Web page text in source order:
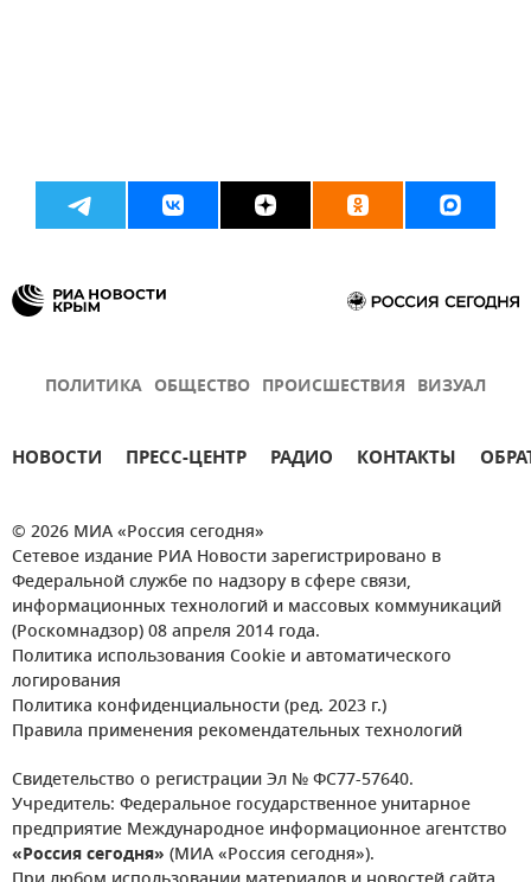
ПОЛИТИКА ОБЩЕСТВО ПРОИСШЕСТВИЯ ВИЗУАЛ
НОВОСТИ ПРЕСС-ЦЕНТР РАДИО КОНТАКТЫ
© 2026 МИА «Россия сегодня»
Сетевое издание РИА Новости зарегистрировано в
Федеральной службе по надзору в сфере связи,
информационных технологий и массовых коммуникаций
(Роскомнадзор) 08 апреля 2014 года.
Политика использования Cookie и автоматического
логирования
Политика конфиденциальности (ред. 2023 г.)
Правила применения рекомендательных технологий
Свидетельство о регистрации Эл № ФС77-57640.
Учредитель: Федеральное государственное унитарное
предприятие Международное информационное агентство
«Россия сегодня» (МИА «Россия сегодня»).